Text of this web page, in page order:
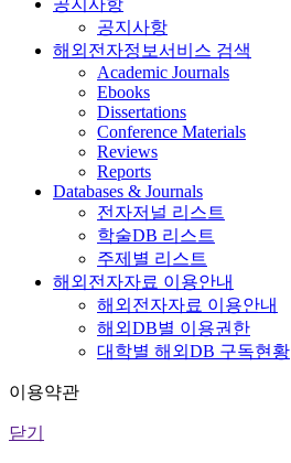
공지사항
공지사항
해외전자정보서비스 검색
Academic Journals
Ebooks
Dissertations
Conference Materials
Reviews
Reports
Databases & Journals
전자저널 리스트
학술DB 리스트
주제별 리스트
해외전자자료 이용안내
해외전자자료 이용안내
해외DB별 이용권한
대학별 해외DB 구독현황
이용약관
닫기